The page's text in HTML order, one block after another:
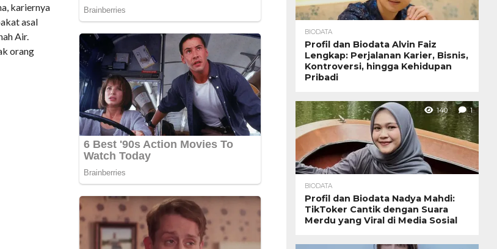
kariernya
asal
Air.
orang
BIODATA
Profil dan Biodata Alvin Faiz
Lengkap: Perjalanan Karier, Bisnis,
Kontroversi, hingga Kehidupan
Pribadi
140 1
BIODATA
Profil dan Biodata Nadya Mahdi:
TikToker Cantik dengan Suara
Merdu yang Viral di Media Sosial